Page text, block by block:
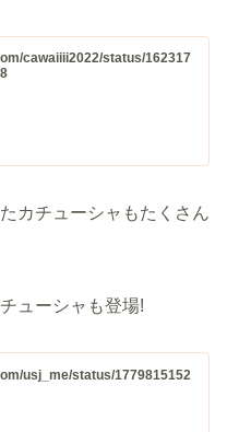
cawaiiii2022/status/162317
カチューシャもたくさん
ューシャも登場!
usj_me/status/1779815152